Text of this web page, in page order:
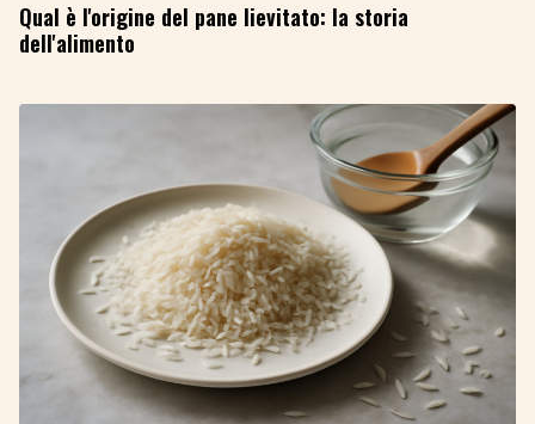
Qual è l'origine del pane lievitato: la storia
dell'alimento